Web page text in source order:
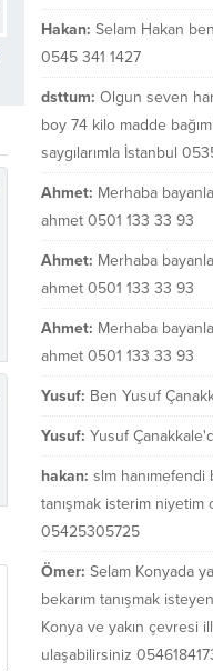
Hakan: Selam Hakan
0545 341 1427
dsttum: Olgun seven
boy 74 kilo madde
saygılarımla İstanbul
Ahmet: Merhaba
ahmet 0501 133 33 93
Ahmet: Merhaba
ahmet 0501 133 33 93
Ahmet: Merhaba
ahmet 0501 133 33 93
Yusuf: Ben Yusuf
Yusuf: Yusuf
hakan: slm
tanışmak isterim niyetim
05425305725
Ömer: Selam Konyada
bekarım tanışmak
Konya ve yakın çevresi
ulaşabilirsiniz